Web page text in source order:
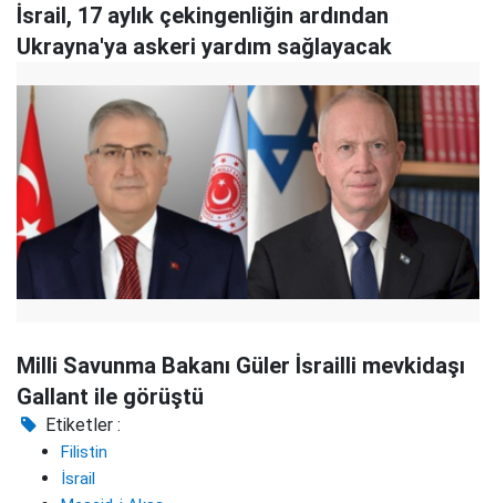
İsrail, 17 aylık çekingenliğin ardından
Ukrayna'ya askeri yardım sağlayacak
Milli Savunma Bakanı Güler İsrailli mevkidaşı
Gallant ile görüştü
Etiketler :
Filistin
İsrail